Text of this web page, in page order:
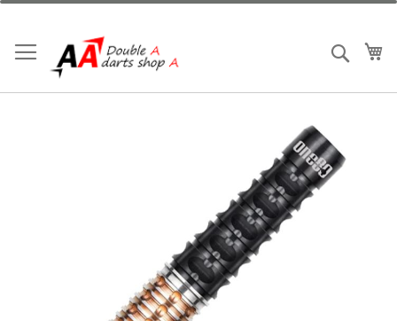
跳
内
容
搜索